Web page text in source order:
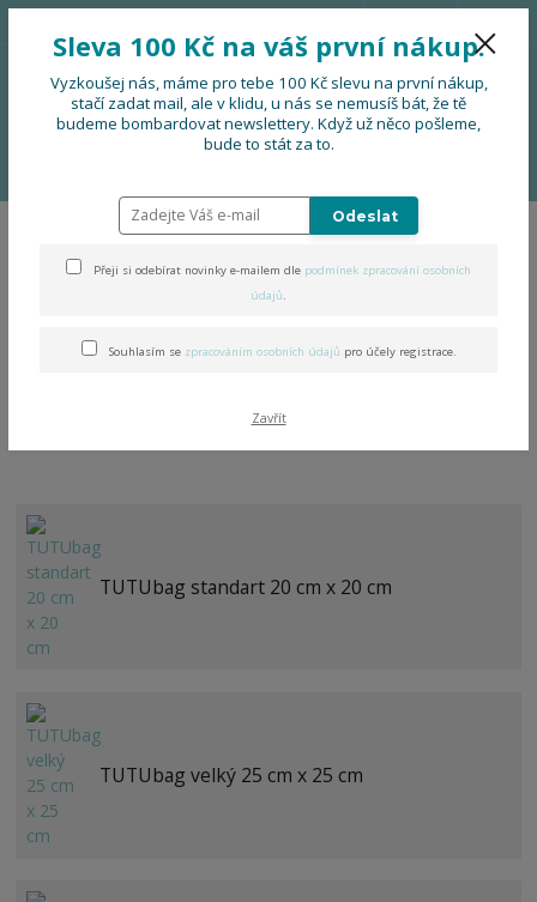
Menu
0 Kč
TUTUbagy
Vyrobené ze stylového a odolného letního softshellu, naše
nejlepší? Každý kousek je 100% domácí tvorba, šitá s láskou
TUTUbag standart 20 cm x 20 cm
TUTUbag velký 25 cm x 25 cm
Sleva 100 Kč na váš první nákup.
Vyzkoušej nás, máme pro tebe 100 Kč slevu na první nákup,
stačí zadat mail, ale v klidu, u nás se nemusíš bát, že tě
budeme bombardovat newslettery. Když už něco pošleme,
bude to stát za to.
Odeslat
Přeji si odebírat novinky e-mailem dle podmínek zpracování osobních
údajů.
Souhlasím se zpracováním osobních údajů pro účely registrace.
Zavřít